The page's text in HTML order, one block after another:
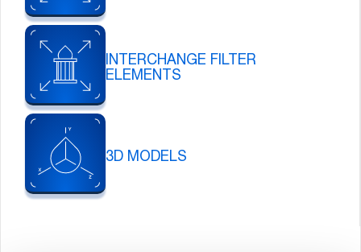
INTERCHANGE FILTER
ELEMENTS
3D MODELS